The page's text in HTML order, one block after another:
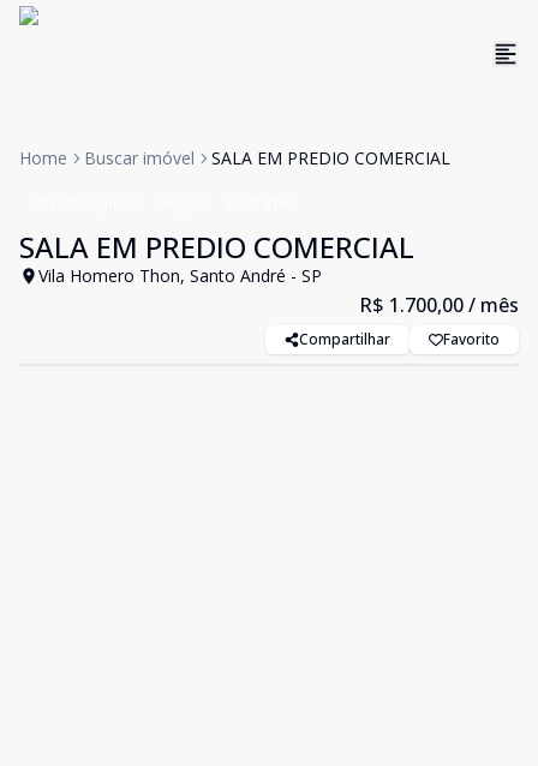
Home Buscar imóvel SALA EM PREDIO COMERCIAL
SALA EM PREDIO COMERCIAL
Vila Homero Thon, Santo André - SP
R$ 1.700,00/ mês
Compartilhar Favorito